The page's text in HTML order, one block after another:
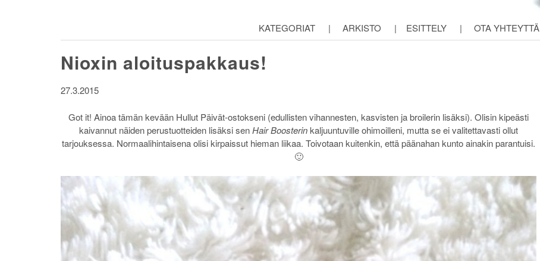
KATEGORIAT | ARKISTO | ESITTELY | OTA YHTEYTTÄ
Nioxin aloituspakkaus!
27.3.2015
Got it! Ainoa tämän kevään Hullut Päivät-ostokseni (edullisten vihannesten, kasvisten ja broilerin lisäksi). Olisin kipeästi
kaivannut näiden perustuotteiden lisäksi senHair Boosterinkaljuuntuville ohimoilleni, mutta se ei valitettavasti ollut
tarjouksessa. Normaalihintaisena olisi kirpaissut hieman liikaa. Toivotaan kuitenkin, että päänahan kunto ainakin parantuisi.
🙂